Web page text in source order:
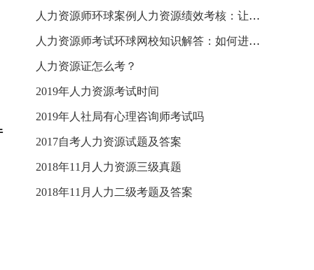
人力资源师环球案例人力资源绩效考核：让绩效管理成为核
人力资源师考试环球网校知识解答：如何进行职位评估
人力资源证怎么考？
2019年人力资源考试时间
2019年人社局有心理咨询师考试吗
2017自考人力资源试题及答案
2018年11月人力资源三级真题
2018年11月人力二级考题及答案